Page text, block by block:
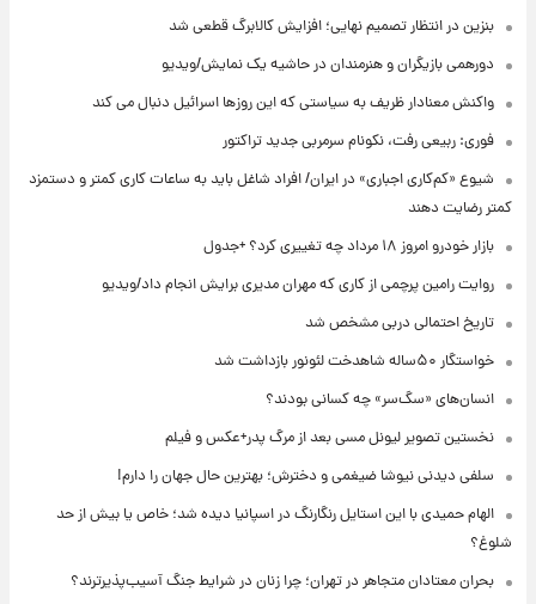
بنزین در انتظار تصمیم نهایی؛ افزایش کالابرگ قطعی شد
دورهمی بازیگران و هنرمندان در حاشیه یک نمایش/ویدیو
واکنش معنادار ظریف به سیاستی که این روزها اسرائیل دنبال می کند
فوری: ربیعی رفت، نکونام سرمربی جدید تراکتور
شیوع «کم‌کاری اجباری» در ایران/ افراد شاغل باید به ساعات کاری کمتر و دستمزد
کمتر رضایت دهند
بازار خودرو امروز ۱۸ مرداد چه تغییری کرد؟ +جدول
روایت رامین پرچمی از کاری که مهران مدیری برایش انجام داد/ویدیو
تاریخ احتمالی دربی مشخص شد
خواستگار ۵۰ساله شاهدخت لئونور بازداشت شد
انسان‌های «سگ‌سر» چه کسانی بودند؟
نخستین تصویر لیونل مسی بعد از مرگ پدر+عکس و فیلم
سلفی دیدنی نیوشا ضیغمی و دخترش؛ بهترین حال جهان را دارم!
الهام حمیدی با این استایل رنگارنگ در اسپانیا دیده شد؛ خاص یا بیش از حد
شلوغ؟
بحران معتادان متجاهر در تهران؛ چرا زنان در شرایط جنگ آسیب‌پذیرترند؟